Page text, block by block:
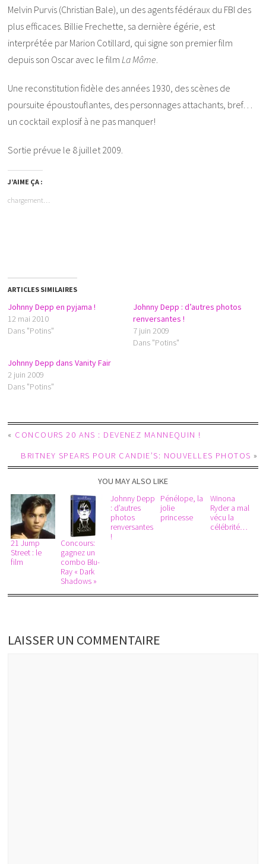
Melvin Purvis (Christian Bale), un des agents fédéraux du FBI des
plus efficaces. Billie Frechette, sa dernière égérie, est
interprétée par Marion Cotillard, qui signe son premier film
depuis son Oscar avec le filmLa Môme.
Une reconstitution fidèle des années 1930, des scènes de
poursuite époustouflantes, des personnages attachants, bref…
un cocktail explosif à ne pas manquer!
Sortie prévue le 8 juillet 2009.
J’AIME ÇA :
chargement…
ARTICLES SIMILAIRES
Johnny Depp en pyjama !
12 mai 2010
Dans "Potins"
Johnny Depp : d’autres photos
renversantes !
7 juin 2009
Dans "Potins"
Johnny Depp dans Vanity Fair
2 juin 2009
Dans "Potins"
« CONCOURS 20 ANS : DEVENEZ MANNEQUIN !
BRITNEY SPEARS POUR CANDIE’S: NOUVELLES PHOTOS »
YOU MAY ALSO LIKE
21 Jump
Street : le
film
Concours:
gagnez un
combo Blu-
Ray « Dark
Shadows »
Johnny Depp
: d’autres
photos
renversantes
!
Pénélope, la
jolie
princesse
Winona
Ryder a mal
vécu la
célébrité…
LAISSER UN COMMENTAIRE